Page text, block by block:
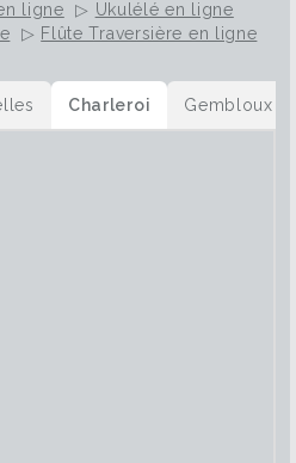
ligne ▷ Ukulélé en ligne
▷ Flûte Traversière en ligne
Charleroi Gembloux